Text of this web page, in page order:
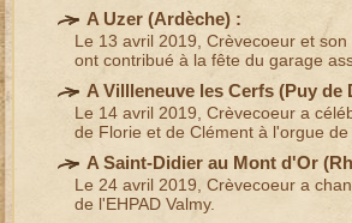
A Uzer (Ardèche) :
Le 13 avril 2019, Crèvecoeur et
ont contribué à la fête du garage
A Villleneuve les Cerfs (Puy de
Le 14 avril 2019, Crèvecoeur a
de Florie et de Clément à l'orgue de
A Saint-Didier au Mont d'Or (
Le 24 avril 2019, Crèvecoeur a
de l'EHPADValmy.